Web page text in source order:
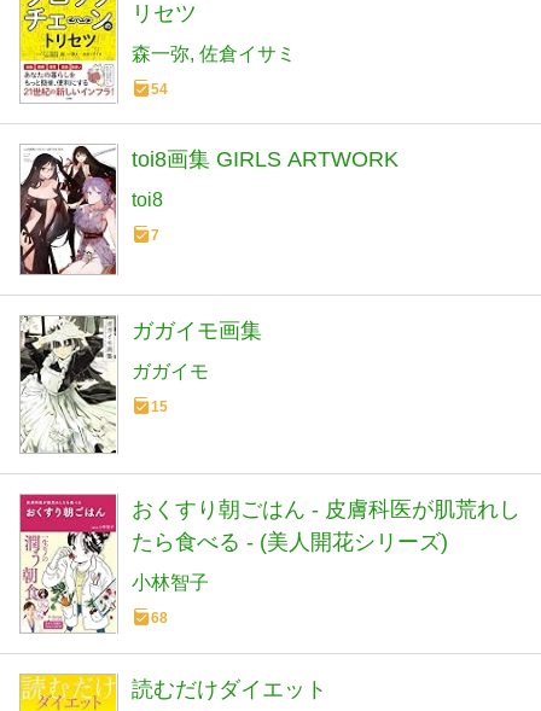
リセツ
森一弥 佐倉イサミ
54
toi8画集 GIRLS ARTWORK
toi8
7
ガガイモ画集
ガガイモ
15
おくすり朝ごはん - 皮膚科医が肌荒れし
たら食べる - (美人開花シリーズ)
小林智子
68
読むだけダイエット